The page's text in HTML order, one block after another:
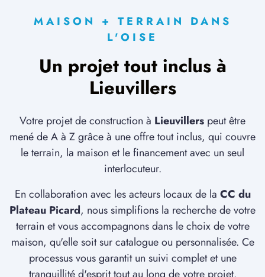
MAISON + TERRAIN DANS
L'OISE
Un projet tout inclus à
Lieuvillers
Votre projet de construction à Lieuvillers peut être
mené de A à Z grâce à une offre tout inclus, qui couvre
le terrain, la maison et le financement avec un seul
interlocuteur.
En collaboration avec les acteurs locaux de la CC du
Plateau Picard, nous simplifions la recherche de votre
terrain et vous accompagnons dans le choix de votre
maison, qu'elle soit sur catalogue ou personnalisée. Ce
processus vous garantit un suivi complet et une